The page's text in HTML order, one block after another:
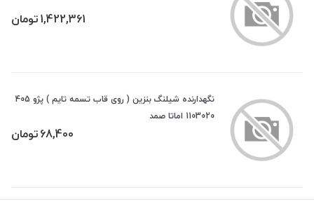
1,422,361تومان
نگهدارنده شیلنگ بنزین ( روی قاب تسمه تایم ) پژو 405
1103020 اماتا صمد
68,400تومان